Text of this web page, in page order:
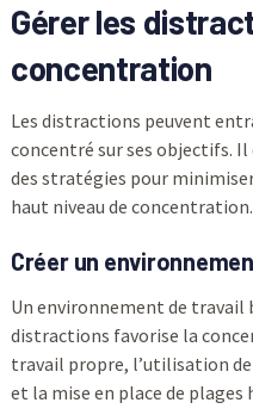
Gérer les
concentration
Les distractions peuvent
concentré sur ses objectifs.
des stratégies pour
haut niveau de concentration.
Créer un
Un environnement de travail
distractions favorise la
travail propre, l’utilisation
et la mise en place de plages